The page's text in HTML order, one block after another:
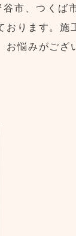
市、つくば
ります。施
悩みがござ